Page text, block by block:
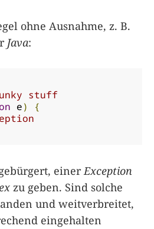
ohne Ausnahme, z. B.
Java:
stuff
e)
{
einerException
zu geben. Sind solche
und weitverbreitet,
eingehalten